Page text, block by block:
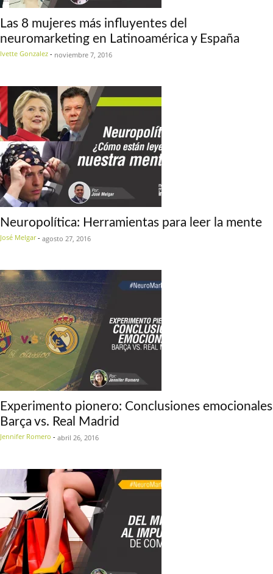
Las 8 mujeres más influyentes del
neuromarketing en Latinoamérica y España
Ivette Gonzalez - noviembre 7, 2016
Neuropolítica: Herramientas para leer la mente
José Melgar - agosto 27, 2016
Experimento pionero: Conclusiones emocionales
Barça vs. Real Madrid
Jennifer Romero - abril 26, 2016